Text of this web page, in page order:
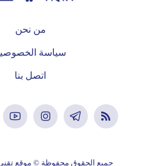
من نحن
سياسة
اتصل بنا
جميع الحقوق محفوظة © موقع تقني